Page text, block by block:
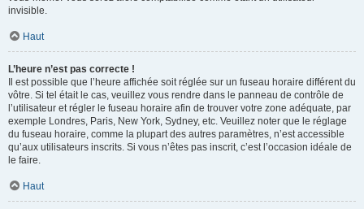
invisible.
Haut
L’heure n’est pas correcte !
Il est possible que l’heure affichée soit réglée sur un fuseau horaire différent du
vôtre. Si tel était le cas, veuillez vous rendre dans le panneau de contrôle de
l’utilisateur et régler le fuseau horaire afin de trouver votre zone adéquate, par
exemple Londres, Paris, New York, Sydney, etc. Veuillez noter que le réglage
du fuseau horaire, comme la plupart des autres paramètres, n’est accessible
qu’aux utilisateurs inscrits. Si vous n’êtes pas inscrit, c’est l’occasion idéale de
le faire.
Haut